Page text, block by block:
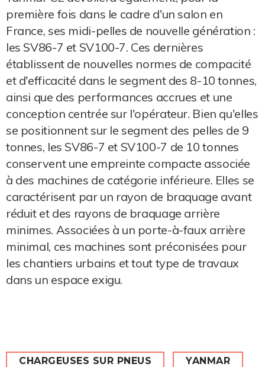
première fois dans le cadre d'un salon en
France, ses midi-pelles de nouvelle génération :
les SV86-7 et SV100-7. Ces dernières
établissent de nouvelles normes de compacité
et d'efficacité dans le segment des 8-10 tonnes,
ainsi que des performances accrues et une
conception centrée sur l'opérateur. Bien qu'elles
se positionnent sur le segment des pelles de 9
tonnes, les SV86-7 et SV100-7 de 10 tonnes
conservent une empreinte compacte associée
à des machines de catégorie inférieure. Elles se
caractérisent par un rayon de braquage avant
réduit et des rayons de braquage arrière
minimes. Associées à un porte-à-faux arrière
minimal, ces machines sont préconisées pour
les chantiers urbains et tout type de travaux
dans un espace exigu.
CHARGEUSES SUR PNEUS YANMAR